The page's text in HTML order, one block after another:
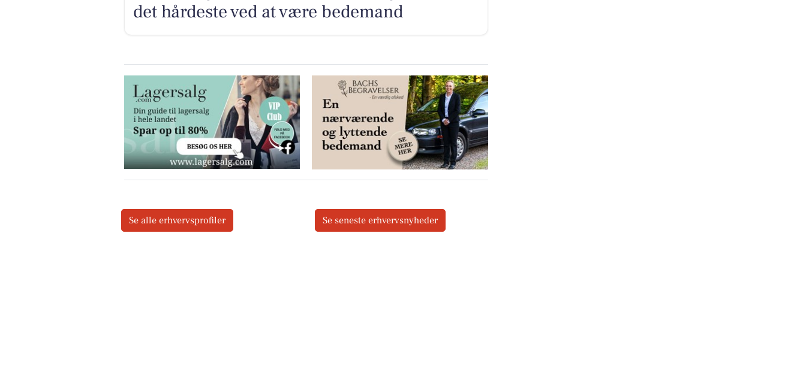
det hårdeste ved at være bedemand
Se alle erhvervsprofiler Se seneste erhvervsnyheder